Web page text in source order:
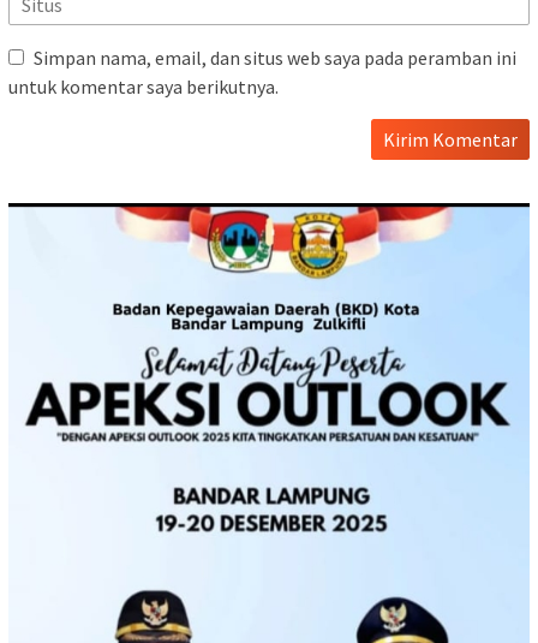
Simpan nama, email, dan situs web saya pada peramban ini
untuk komentar saya berikutnya.